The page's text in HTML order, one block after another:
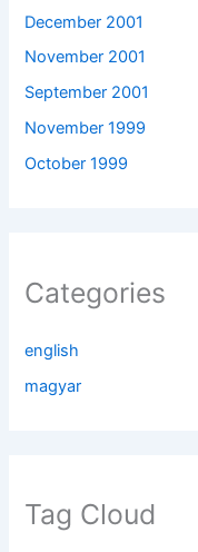
December 2001
November 2001
September 2001
November 1999
October 1999
Categories
english
magyar
Tag Cloud